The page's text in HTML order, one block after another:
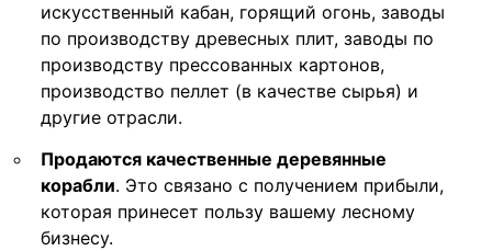
искусственный кабан, горящий огонь, заводы
по производству древесных плит, заводы по
производству прессованных картонов,
производство пеллет (в качестве сырья) и
другие отрасли.
Продаются качественные деревянные
корабли. Это связано с получением прибыли,
которая принесет пользу вашему лесному
бизнесу.